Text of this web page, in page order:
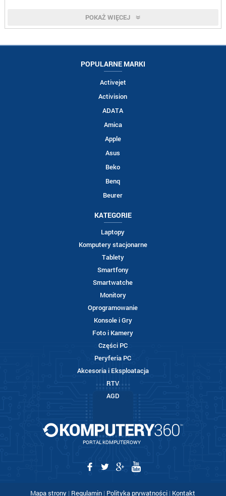
POKAŻ WIĘCEJ
POPULARNE MARKI
Activejet
Activision
ADATA
Amica
Apple
Asus
Beko
Benq
Beurer
KATEGORIE
Laptopy
Komputery stacjonarne
Tablety
Smartfony
Smartwatche
Monitory
Oprogramowanie
Konsole i Gry
Foto i Kamery
Części PC
Peryferia PC
Akcesoria i Eksploatacja
RTV
AGD
PORTAL KOMPUTEROWY
Mapa strony | Regulamin | Polityka prywatności | Kontakt